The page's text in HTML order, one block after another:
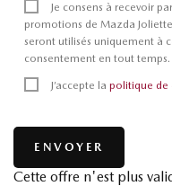
Je consens à recevoir
promotions de Mazda
seront utilisés uniquement à
consentement en tout temps.
J’accepte la politique de
Cette offre n'est plus